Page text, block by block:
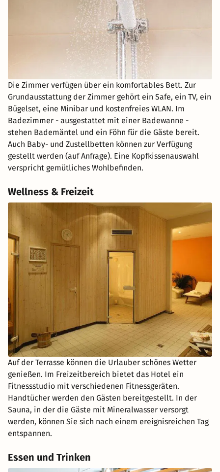
Die Zimmer verfügen über ein komfortables Bett. Zur
Grundausstattung der Zimmer gehört ein Safe, ein TV, ein
Bügelset, eine Minibar und kostenfreies WLAN. Im
Badezimmer - ausgestattet mit einer Badewanne -
stehen Bademäntel und ein Föhn für die Gäste bereit.
Auch Baby- und Zustellbetten können zur Verfügung
gestellt werden (auf Anfrage). Eine Kopfkissenauswahl
verspricht gemütliches Wohlbefinden.
Wellness & Freizeit
Auf der Terrasse können die Urlauber schönes Wetter
genießen. Im Freizeitbereich bietet das Hotel ein
Fitnessstudio mit verschiedenen Fitnessgeräten.
Handtücher werden den Gästen bereitgestellt. In der
Sauna, in der die Gäste mit Mineralwasser versorgt
werden, können Sie sich nach einem ereignisreichen Tag
entspannen.
Essen und Trinken